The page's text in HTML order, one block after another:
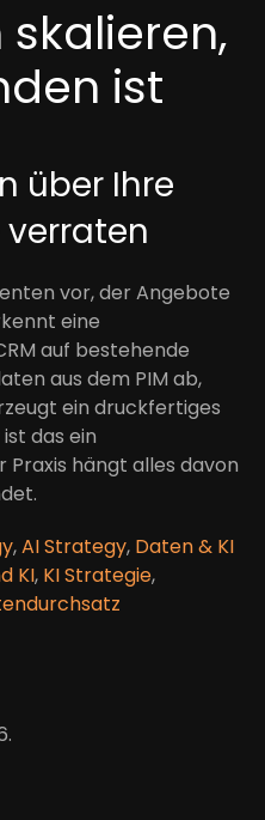
ist
über Ihre
vor, der Angebote
eine
auf bestehende
aus dem PIM ab,
ein druckfertiges
das ein
Praxis hängt alles davon
,AI Strategy, Daten & KI
KI, KI Strategie,
.